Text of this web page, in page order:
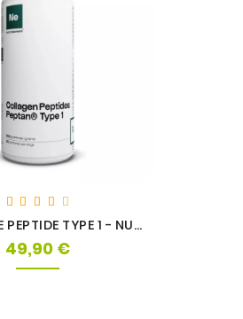
COLLAGENE PEPTIDE TYPE 1 - NUTRIMUSCLE®
49,90 €Prix